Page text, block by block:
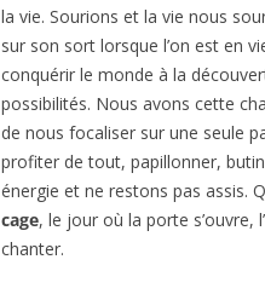
la vie. Sourions et la vie nous
sur son sort lorsque l’on est en
conquérir le monde à la
possibilités. Nous avons cette
de nous focaliser sur une seule
profiter de tout, papillonner,
énergie et ne restons pas assis.
cage, le jour où la porte s’ouvre,
chanter.